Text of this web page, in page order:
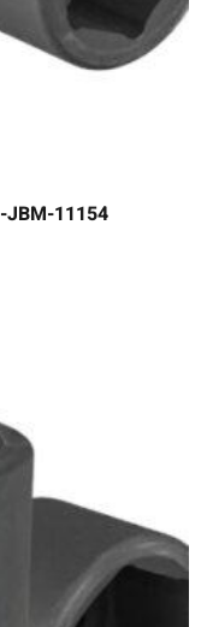
JBM-11154